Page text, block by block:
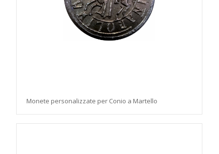
Monete personalizzate per Conio a Martello